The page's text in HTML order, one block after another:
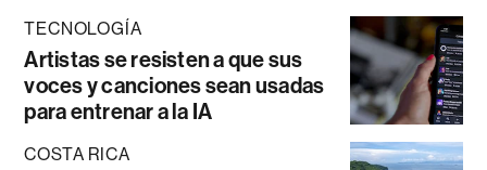
TECNOLOGÍA
Artistas se resisten a que sus
voces y canciones sean usadas
para entrenar a la IA
COSTA RICA